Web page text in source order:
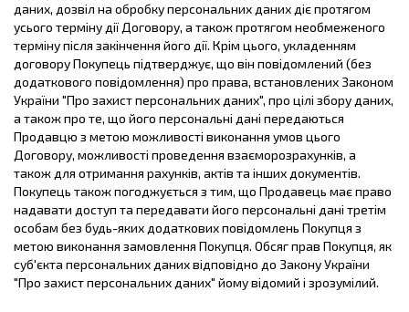
даних, дозвіл на обробку персональних даних діє протягом
усього терміну дії Договору, а також протягом необмеженого
терміну після закінчення його дії. Крім цього, укладенням
договору Покупець підтверджує, що він повідомлений (без
додаткового повідомлення) про права, встановлених Законом
України "Про захист персональних даних", про цілі збору даних,
а також про те, що його персональні дані передаються
Продавцю з метою можливості виконання умов цього
Договору, можливості проведення взаєморозрахунків, а
також для отримання рахунків, актів та інших документів.
Покупець також погоджується з тим, що Продавець має право
надавати доступ та передавати його персональні дані третім
особам без будь-яких додаткових повідомлень Покупця з
метою виконання замовлення Покупця. Обсяг прав Покупця, як
суб'єкта персональних даних відповідно до Закону України
"Про захист персональних даних" йому відомий і зрозумілий.